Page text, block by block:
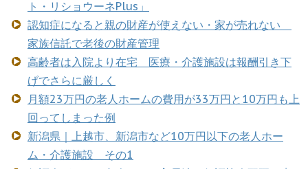
ト・リショウーネPlus」
認知症になると親の財産が使えない・家が売れない
家族信託で老後の財産管理
高齢者は入院より在宅 医療・介護施設は報酬引き下
げでさらに厳しく
月額23万円の老人ホームの費用が33万円と10万円も上
回ってしまった例
新潟県｜上越市、新潟市など10万円以下の老人ホー
ム・介護施設 その1